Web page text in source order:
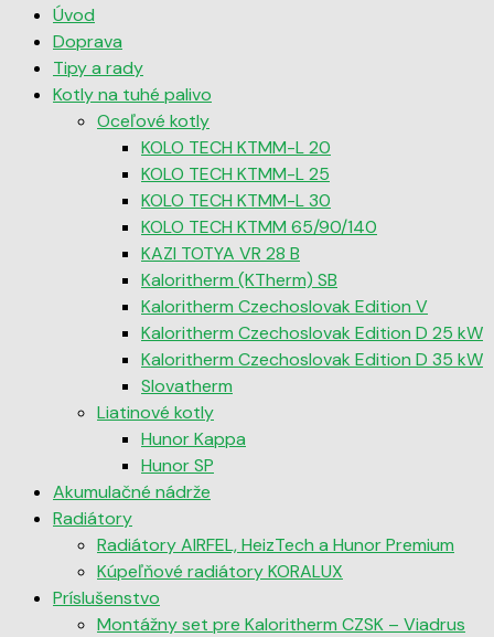
Úvod
Doprava
Tipy a rady
Kotly na tuhé palivo
Oceľové kotly
KOLO TECH KTMM-L 20
KOLO TECH KTMM-L 25
KOLO TECH KTMM-L 30
KOLO TECH KTMM 65/90/140
KAZI TOTYA VR 28 B
Kaloritherm (KTherm) SB
Kaloritherm Czechoslovak Edition V
Kaloritherm Czechoslovak Edition D 25 kW
Kaloritherm Czechoslovak Edition D 35 kW
Slovatherm
Liatinové kotly
Hunor Kappa
Hunor SP
Akumulačné nádrže
Radiátory
Radiátory AIRFEL, HeizTech a Hunor Premium
Kúpeľňové radiátory KORALUX
Príslušenstvo
Montážny set pre Kaloritherm CZSK – Viadrus